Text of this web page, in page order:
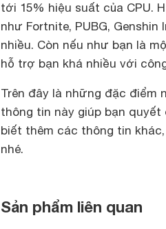
tới 15% hiệu suất của CPU.
như Fortnite, PUBG,
nhiều. Còn nếu như bạn là
hỗ trợ bạn khá nhiều với
Trên đây là những đặc điểm
thông tin này giúp bạn
biết thêm các thông tin
nhé.
Sản phẩm liên quan